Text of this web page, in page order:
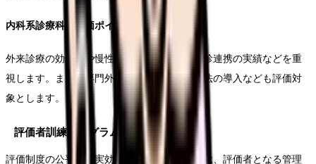
内科系診療科の評価ポイント
外来診療の効率性や慢性疾患の管理状況、病診連携の実績などを重
視します。また、専門外来の運営や新規治療法の導入なども評価対
象とします。
評価者訓練プログラム
評価制度の公平性と実効性を確保するためには、評価者となる管理